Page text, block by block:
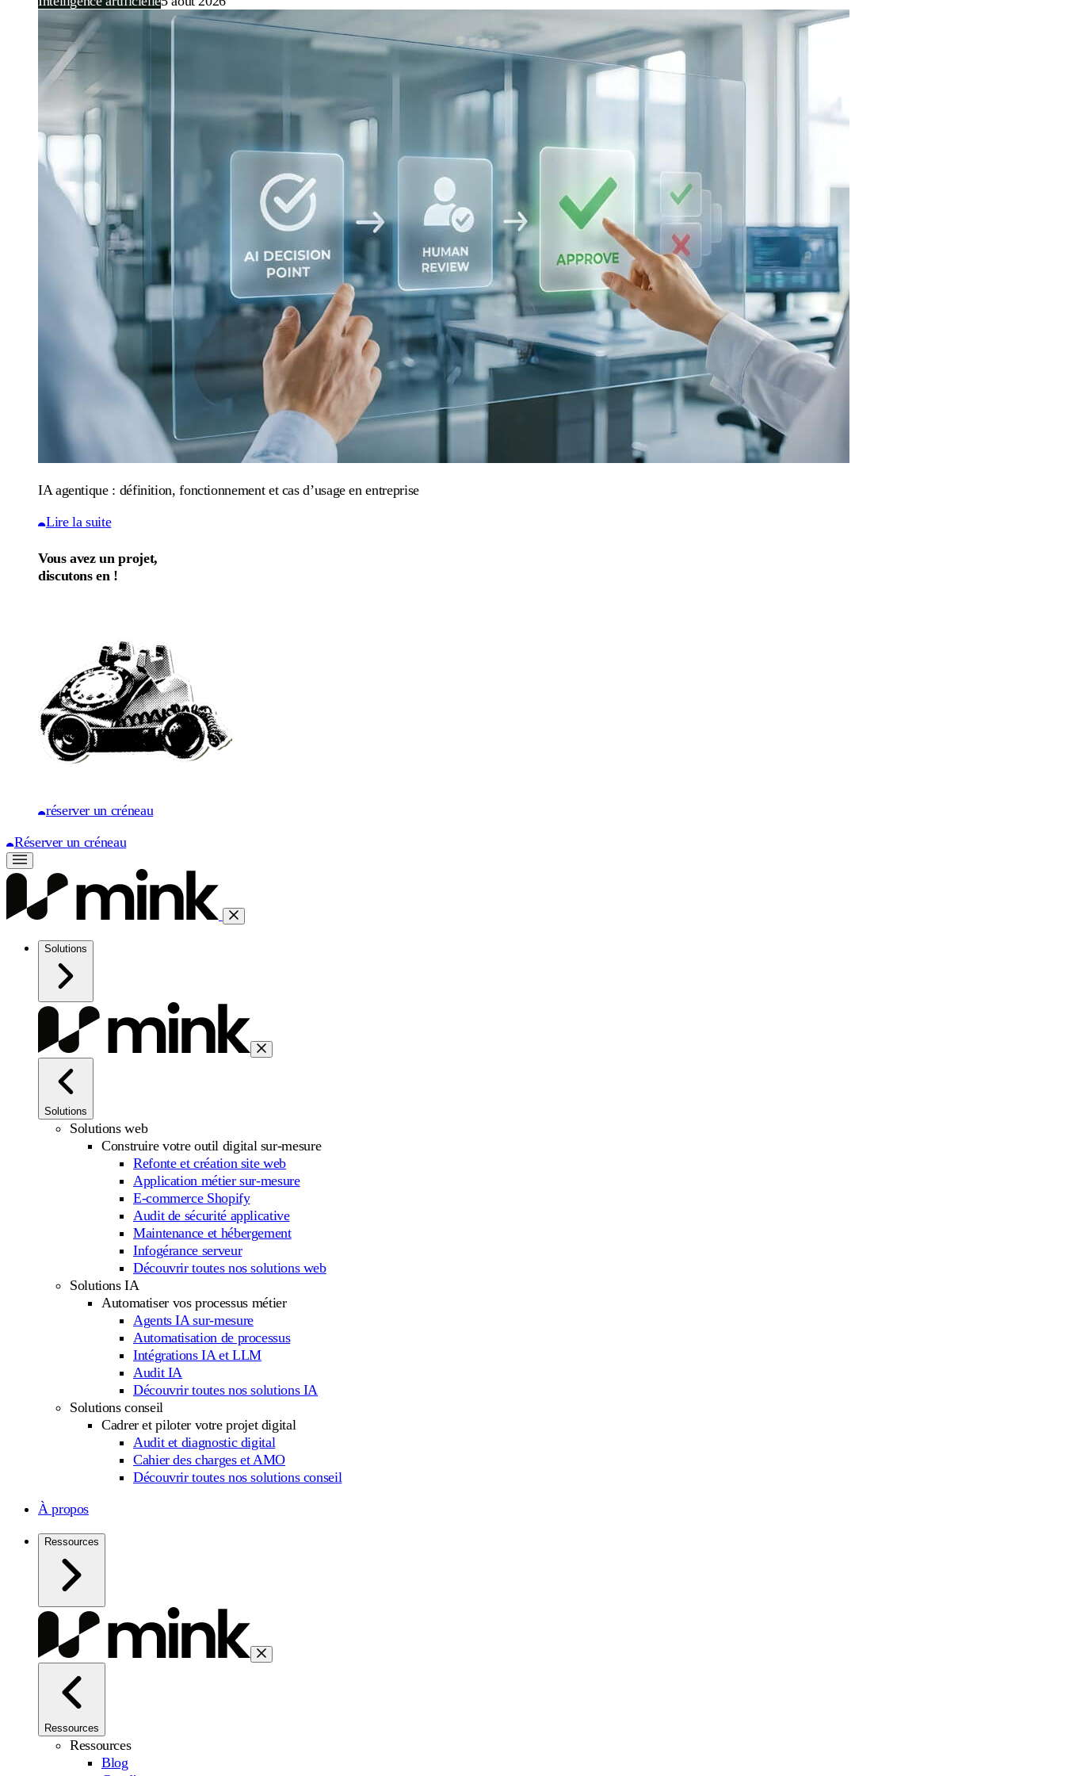
IA agentique : définition, fonctionnement et cas d’usage en entreprise
Lire la suite
Vous avez un projet,
discutons en !
réserver un créneau
Réserver un créneau
Solutions
Solutions
Solutions web
Construire votre outil digital sur-mesure
Refonte et création site web
Application métier sur-mesure
E-commerce Shopify
Audit de sécurité applicative
Maintenance et hébergement
Infogérance serveur
Découvrir toutes nos solutions web
Solutions IA
Automatiser vos processus métier
Agents IA sur-mesure
Automatisation de processus
Intégrations IA et LLM
Audit IA
Découvrir toutes nos solutions IA
Solutions conseil
Cadrer et piloter votre projet digital
Audit et diagnostic digital
Cahier des charges et AMO
Découvrir toutes nos solutions conseil
À propos
Ressources
Ressources
Ressources
Blog